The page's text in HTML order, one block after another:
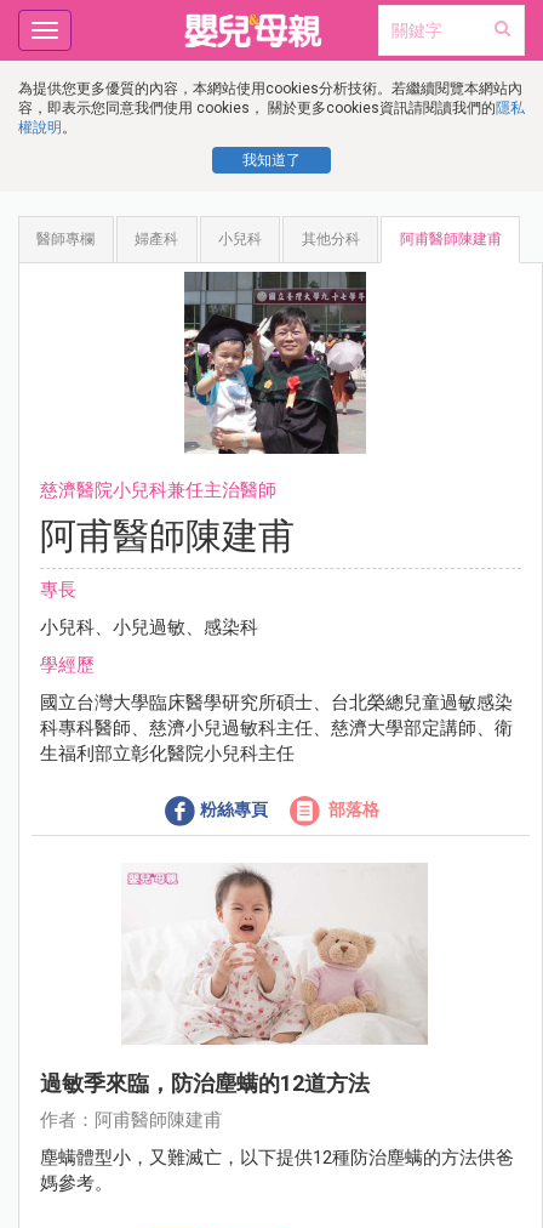
為提供您更多優質的內容，本網站使用cookies分析技術。若繼續閱覽本網站內
容，即表示您同意我們使用 cookies， 關於更多cookies資訊請閱讀我們的隱私
權說明 。
我知道了
Toggle
navigation
醫師專欄 婦產科 小兒科 其他分科 阿甫醫師陳建甫
慈濟醫院小兒科兼任主治醫師
阿甫醫師陳建甫
專長
小兒科、小兒過敏、感染科
學經歷
國立台灣大學臨床醫學研究所碩士、台北榮總兒童過敏感染
科專科醫師、慈濟小兒過敏科主任、慈濟大學部定講師、衛
生福利部立彰化醫院小兒科主任
粉絲專頁 部落格
過敏季來臨，防治塵螨的12道方法
作者：阿甫醫師陳建甫
塵螨體型小，又難滅亡，以下提供12種防治塵螨的方法供爸
媽參考。